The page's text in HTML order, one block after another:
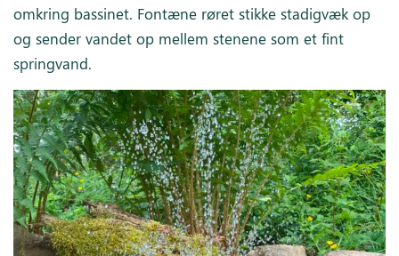
omkring bassinet. Fontæne røret stikke stadigvæk op
og sender vandet op mellem stenene som et fint
springvand.